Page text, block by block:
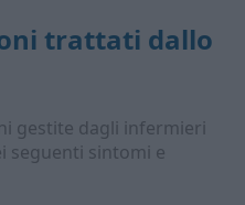
trattati dallo
gestite dagli infermieri
seguenti sintomi e